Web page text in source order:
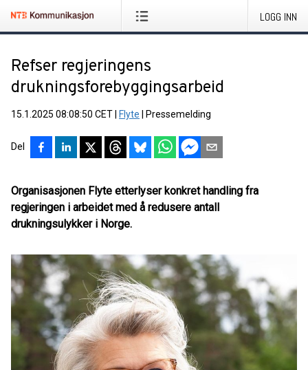
LOGG INN
Refser regjeringens
drukningsforebyggingsarbeid
15.1.2025 08:08:50 CET Flyte Pressemelding
Del
Organisasjonen Flyte etterlyser konkret handling fra
regjeringen i arbeidet med å redusere antall
drukningsulykker i Norge.